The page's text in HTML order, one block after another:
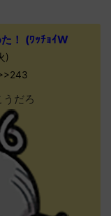
！ (ﾜｯﾁｮｲW
)
だろ